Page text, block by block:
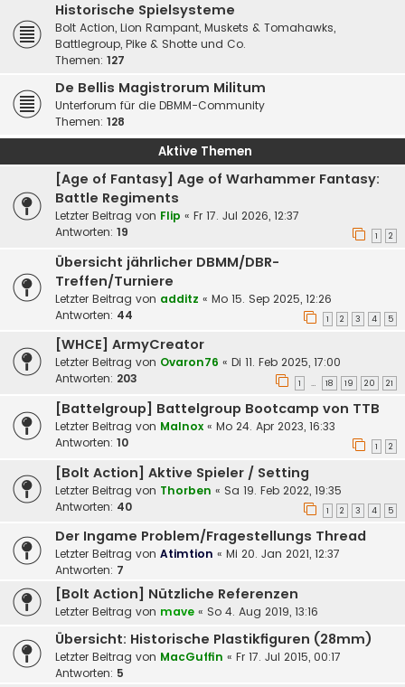
Historische Spielsysteme
Bolt Action, Lion Rampant, Muskets & Tomahawks,
Battlegroup, Pike & Shotte und Co.
Themen: 127
De Bellis Magistrorum Militum
Unterforum für die DBMM-Community
Themen: 128
Aktive Themen
[Age of Fantasy] Age of Warhammer Fantasy:
Battle Regiments
Letzter Beitrag von Flip « Fr 17. Jul 2026, 12:37
Antworten: 19 1 2
Übersicht jährlicher DBMM/DBR-
Treffen/Turniere
Letzter Beitrag von additz « Mo 15. Sep 2025, 12:26
Antworten: 44 1 2 3 4 5
[WHCE] ArmyCreator
Letzter Beitrag von Ovaron76 « Di 11. Feb 2025, 17:00
Antworten: 203 1 … 18 19 20 21
[Battelgroup] Battelgroup Bootcamp von TTB
Letzter Beitrag von Malnox « Mo 24. Apr 2023, 16:33
Antworten: 10 1 2
[Bolt Action] Aktive Spieler / Setting
Letzter Beitrag von Thorben « Sa 19. Feb 2022, 19:35
Antworten: 40 1 2 3 4 5
Der Ingame Problem/Fragestellungs Thread
Letzter Beitrag von Atimtion « Mi 20. Jan 2021, 12:37
Antworten: 7
[Bolt Action] Nützliche Referenzen
Letzter Beitrag von mave « So 4. Aug 2019, 13:16
Übersicht: Historische Plastikfiguren (28mm)
Letzter Beitrag von MacGuffin « Fr 17. Jul 2015, 00:17
Antworten: 5